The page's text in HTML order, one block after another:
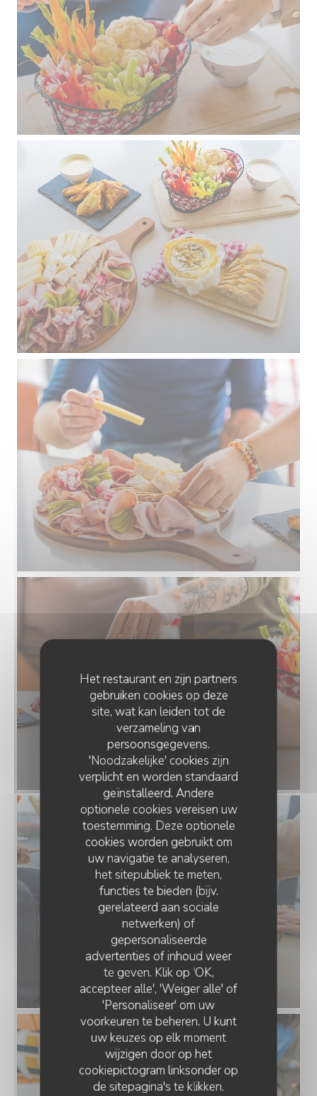
Het restaurant en zijn partners
gebruiken cookies op deze
site, wat kan leiden tot de
verzameling van
persoonsgegevens.
'Noodzakelijke' cookies zijn
verplicht en worden standaard
geïnstalleerd. Andere
optionele cookies vereisen uw
toestemming. Deze optionele
cookies worden gebruikt om
uw navigatie te analyseren,
het sitepubliek te meten,
functies te bieden (bijv.
gerelateerd aan sociale
netwerken) of
gepersonaliseerde
advertenties of inhoud weer
te geven. Klik op 'OK,
accepteer alle', 'Weiger alle' of
'Personaliseer' om uw
voorkeuren te beheren. U kunt
uw keuzes op elk moment
wijzigen door op het
cookiepictogram linksonder op
de sitepagina's te klikken.